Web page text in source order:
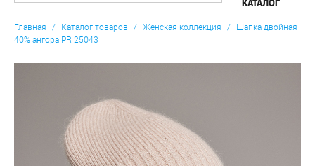
Главная / Каталог товаров / Женская коллекция / Шапка двойная
40% ангора PR 25043